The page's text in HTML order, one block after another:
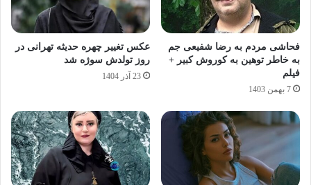
فحاشی مردم به رضا شفیعی جم
به خاطر توهین به کوروش کبیر +
فیلم
7 بهمن 1403
عکس تغییر چهره حدیثه تهرانی در
روز تولدش سوژه شد
23 آذر 1404